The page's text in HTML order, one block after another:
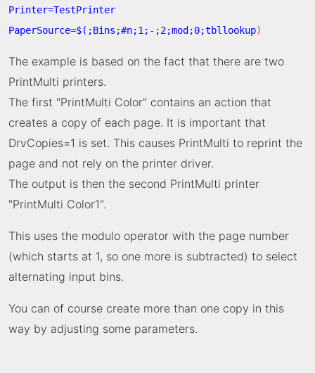
Printer=TestPrinter
PaperSource=$(;Bins;#n;1;-;2;mod;0;tbllookup)
The example is based on the fact that there are two
PrintMulti printers.
The first "PrintMulti Color" contains an action that
creates a copy of each page. It is important that
DrvCopies=1 is set. This causes PrintMulti to reprint the
page and not rely on the printer driver.
The output is then the second PrintMulti printer
"PrintMulti Color1".
This uses the modulo operator with the page number
(which starts at 1, so one more is subtracted) to select
alternating input bins.
You can of course create more than one copy in this
way by adjusting some parameters.